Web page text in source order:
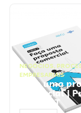
NEGÓCIOS,
EMPRESARIAIS
Faça uma
comercial |
ChatGPT